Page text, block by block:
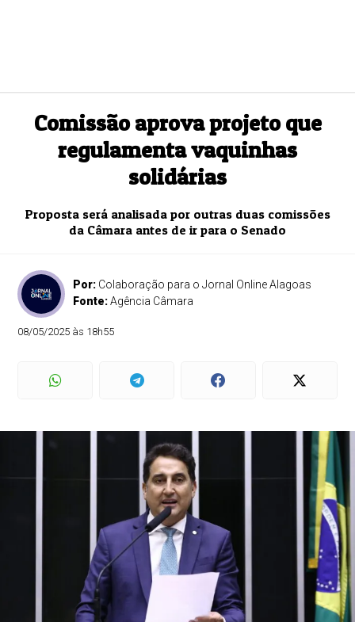
Comissão aprova projeto que
regulamenta vaquinhas
solidárias
Proposta será analisada por outras duas comissões
da Câmara antes de ir para o Senado
Por: Colaboração para o Jornal Online Alagoas
Fonte:Agência Câmara
08/05/2025 às 18h55